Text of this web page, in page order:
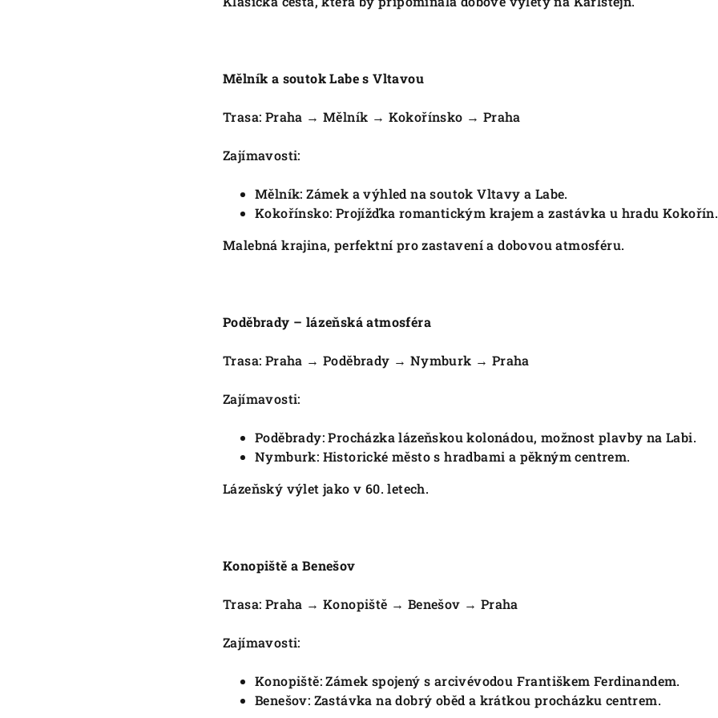
Mělník a soutok Labe s Vltavou
Trasa: Praha → Mělník → Kokořínsko → Praha
Zajímavosti:
Mělník: Zámek a výhled na soutok Vltavy a Labe.
Kokořínsko: Projížďka romantickým krajem a zastávka u hradu Kokořín.
Malebná krajina, perfektní pro zastavení a dobovou atmosféru.
Poděbrady – lázeňská atmosféra
Trasa: Praha → Poděbrady → Nymburk → Praha
Zajímavosti:
Poděbrady: Procházka lázeňskou kolonádou, možnost plavby na Labi.
Nymburk: Historické město s hradbami a pěkným centrem.
Lázeňský výlet jako v 60. letech.
Konopiště a Benešov
Trasa: Praha → Konopiště → Benešov → Praha
Zajímavosti:
Konopiště: Zámek spojený s arcivévodou Františkem Ferdinandem.
Benešov: Zastávka na dobrý oběd a krátkou procházku centrem.